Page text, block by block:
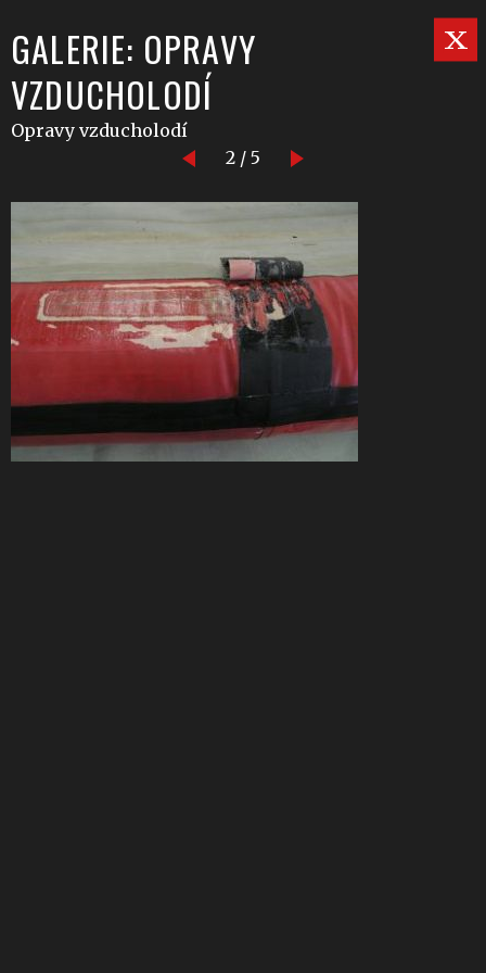
GALERIE: OPRAVY
VZDUCHOLODÍ
Opravy vzducholodí
2 / 5